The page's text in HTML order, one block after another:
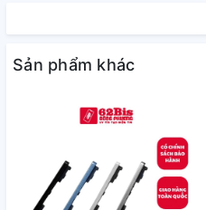
Sản phẩm khác